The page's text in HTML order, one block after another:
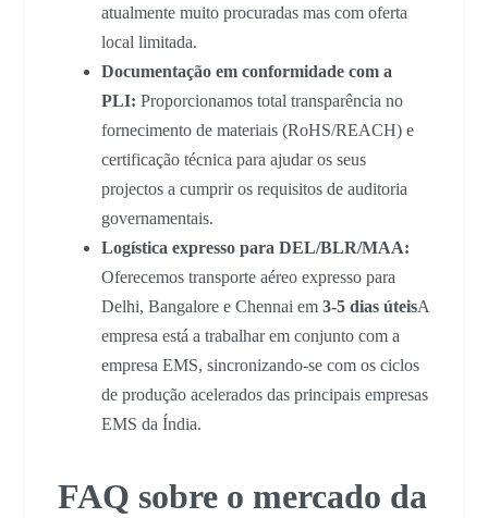
atualmente muito procuradas mas com oferta
local limitada.
Documentação em conformidade com a
PLI: Proporcionamos total transparência no
fornecimento de materiais (RoHS/REACH) e
certificação técnica para ajudar os seus
projectos a cumprir os requisitos de auditoria
governamentais.
Logística expresso para DEL/BLR/MAA:
Oferecemos transporte aéreo expresso para
Delhi, Bangalore e Chennai em 3-5 dias úteisA
empresa está a trabalhar em conjunto com a
empresa EMS, sincronizando-se com os ciclos
de produção acelerados das principais empresas
EMS da Índia.
FAQ sobre o mercado da